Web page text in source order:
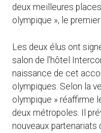
deux meilleures
olympique », le premier
Les deux élus ont
salon de l’hôtel
naissance de cet
olympiques. Selon la
olympique » réaffirme
deux métropoles. Il
nouveaux partenariats